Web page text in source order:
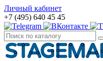
Личный кабинет
+7 (495) 640 45 45